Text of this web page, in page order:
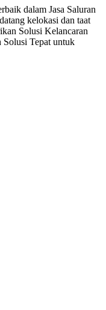
dalam Jasa Saluran
kelokasi dan taat
Solusi Kelancaran
Solusi Tepat untuk